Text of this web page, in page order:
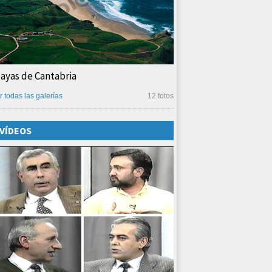
de Cantabria
12 fotos
todas las galerías
VÍDEOS